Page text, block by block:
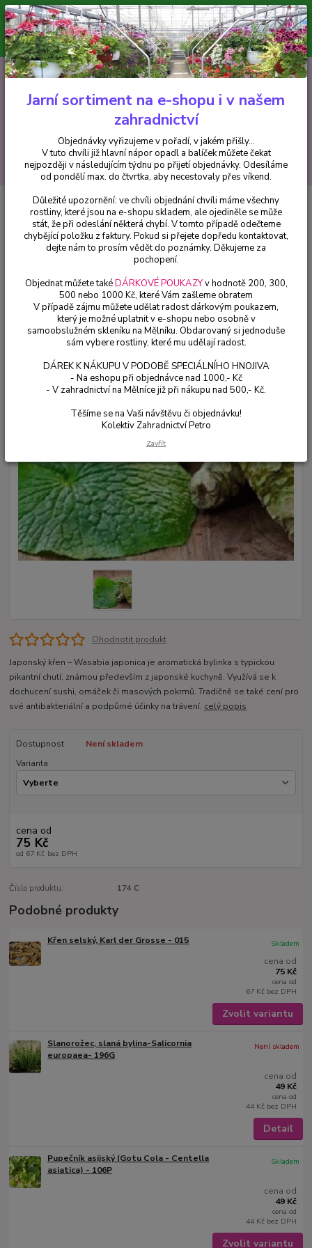
Minimální hodnota pro odeslání z e-shopu je 300 Kč.
V tuto chvíli již hlavní nápor objednávek opadl a balíček můžete čekat
nejpozději v následujícím týdnu po přijetí objednávky. Objednávky
vyřizujeme v pořadí, v jakém přišly...
CZK
Hledat
+420 602 223 614 0ks
za0 Kč
Bylinky a léčivky Japonský křen – Wasabia japonica - 174C
Japonský křen – Wasabia japonica
- 174C
Ohodnotit produkt
Japonský křen – Wasabia japonica je aromatická bylinka s typickou
pikantní chutí, známou především z japonské kuchyně. Využívá se k
dochucení sushi, omáček či masových pokrmů. Tradičně se také cení pro
své antibakteriální a podpůrné účinky na trávení. celý popis
Dostupnost
Není skladem
Varianta
cena od
75 Kč
od 67 Kč bez DPH
Číslo produktu: 174 C
Podobné produkty
Křen selský, Karl der Grosse - 015
cena od
75 Kč
cena od
67 Kč bez DPH
Skladem
Zvolit variantu
Slanorožec, slaná bylina-Salicornia
europaea- 196G
cena od
49 Kč
cena od
44 Kč bez DPH
Není skladem
Detail
Pupečník asijský (Gotu Cola - Centella
asiatica) - 106P
cena od
49 Kč
cena od
44 Kč bez DPH
Skladem
Zvolit variantu
Jarní sortiment na e-shopu i v našem
zahradnictví
Objednávky vyřizujeme v pořadí, v jakém přišly...
V tuto chvíli již hlavní nápor opadl a balíček můžete čekat
nejpozději v následujícím týdnu po přijetí objednávky. Odesíláme
od pondělí max. do čtvrtka, aby necestovaly přes víkend.
Důležité upozornění: ve chvíli objednání chvíli máme všechny
rostliny, které jsou na e-shopu skladem, ale ojediněle se může
stát, že při odeslání některá chybí. V tomto případě odečteme
chybějící položku z faktury. Pokud si přejete dopředu kontaktovat,
dejte nám to prosím vědět do poznámky. Děkujeme za
pochopení.
Objednat můžete takéDÁRKOVÉ POUKAZYv hodnotě 200, 300,
500 nebo 1000 Kč, které Vám zašleme obratem
V případě zájmu můžete udělat radost dárkovým poukazem,
který je možné uplatnit v e-shopu nebo osobně v
samoobslužném skleníku na Mělníku. Obdarovaný si jednoduše
sám vybere rostliny, které mu udělají radost.
DÁREK K NÁKUPU V PODOBĚ SPECIÁLNÍHO HNOJIVA
- Na eshopu při objednávce nad 1000,- Kč
- V zahradnictví na Mělníce již při nákupu nad 500,- Kč.
Těšíme se na Vaši návštěvu či objednávku!
Kolektiv Zahradnictví Petro
Zavřít